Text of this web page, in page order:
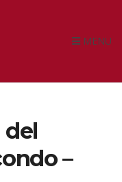
MENU
del
–